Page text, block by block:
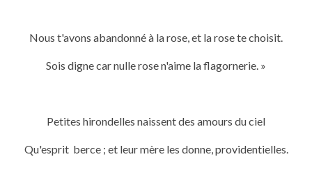
Nous t'avons abandonné à la rose, et la rose te choisit.
Sois digne car nulle rose n'aime la flagornerie. »
Petites hirondelles naissent des amours du ciel
Qu'esprit berce ; et leur mère les donne, providentielles.